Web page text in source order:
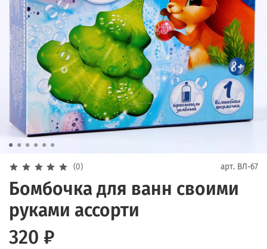
(0) арт. ВЛ-67
Бомбочка для ванн своими
руками ассорти
320 ₽